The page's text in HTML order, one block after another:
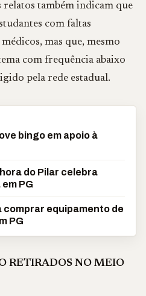
também indicam que
com faltas
mas que, mesmo
com frequência abaixo
pela rede estadual.
bingo em apoio à
do Pilar celebra
PG
comprar equipamento de
PG
RETIRADOS NO MEIO